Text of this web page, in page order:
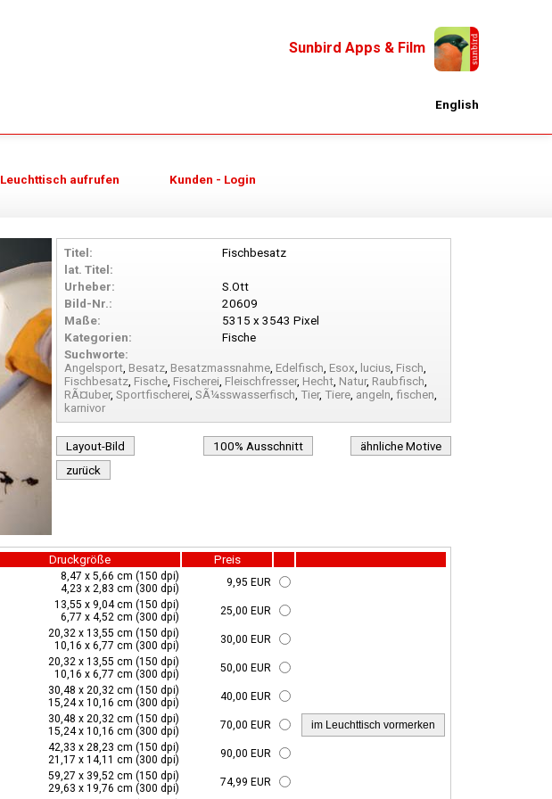
Sunbird Apps & Film
English
Leuchttisch aufrufen Kunden - Login
Titel:
Fischbesatz
lat. Titel:
Urheber:
S.Ott
Bild-Nr.:
20609
Maße:
5315 x 3543 Pixel
Kategorien:
Fische
Suchworte:
Angelsport, Besatz, Besatzmassnahme, Edelfisch, Esox, lucius, Fisch,
Fischbesatz, Fische, Fischerei, Fleischfresser, Hecht, Natur, Raubfisch,
RÃ¤uber, Sportfischerei, SÃ¼sswasserfisch, Tier, Tiere, angeln, fischen,
karnivor
Layout-Bild 100% Ausschnitt
ähnliche Motive
zurück
Druckgröße Preis
8,47 x 5,66 cm (150 dpi)
4,23 x 2,83 cm (300 dpi)
9,95 EUR
13,55 x 9,04 cm (150 dpi)
6,77 x 4,52 cm (300 dpi)
25,00 EUR
20,32 x 13,55 cm (150 dpi)
10,16 x 6,77 cm (300 dpi)
30,00 EUR
20,32 x 13,55 cm (150 dpi)
10,16 x 6,77 cm (300 dpi)
50,00 EUR
30,48 x 20,32 cm (150 dpi)
15,24 x 10,16 cm (300 dpi)
40,00 EUR
30,48 x 20,32 cm (150 dpi)
15,24 x 10,16 cm (300 dpi)
70,00 EUR
42,33 x 28,23 cm (150 dpi)
21,17 x 14,11 cm (300 dpi)
90,00 EUR
59,27 x 39,52 cm (150 dpi)
29,63 x 19,76 cm (300 dpi)
74,99 EUR